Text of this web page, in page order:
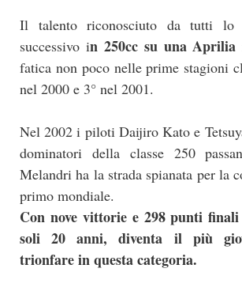
Il talento riconosciuto da tutti lo
successivo in 250cc su una Aprilia
fatica non poco nelle prime stagioni
nel 2000 e 3° nel 2001.
Nel 2002 i piloti Daijiro Kato e
dominatori della classe 250
Melandri ha la strada spianata per la
primo mondiale.
Con nove vittorie e 298 punti
soli 20 anni, diventa il più
trionfare in questa categoria.